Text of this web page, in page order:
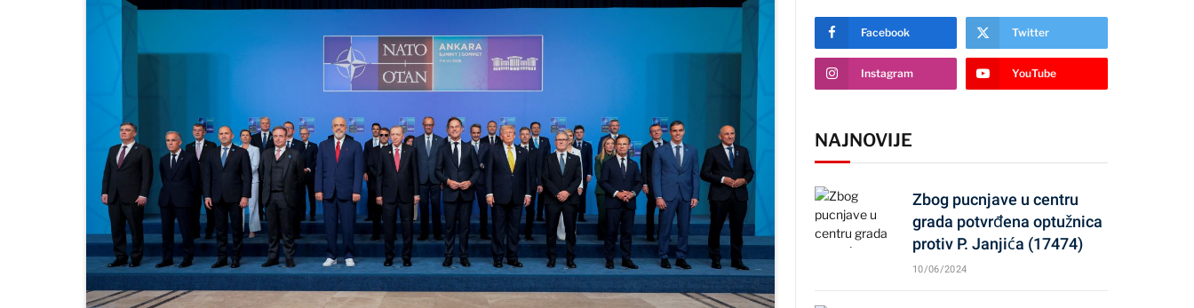
Facebook Twitter
Instagram YouTube
NAJNOVIJE
Zbog pucnjave u centru
grada potvrđena optužnica
protiv P. Janjića (17474)
10/06/2024